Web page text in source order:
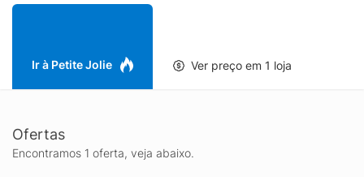
autêntica Petite Jolie.
Ir à Petite Jolie Ver preço em 1 loja
Ofertas
Encontramos 1 oferta, veja abaixo.